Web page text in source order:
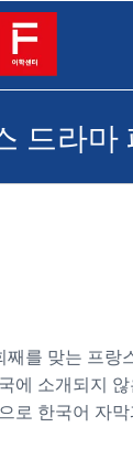
드라마
째를 맞는 프랑
에 소개되지
로 한국어 자